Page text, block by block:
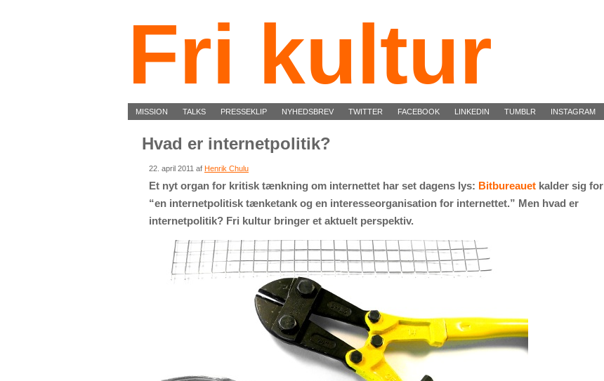
Fri kultur
MISSION TALKS PRESSEKLIP NYHEDSBREV TWITTER FACEBOOK LINKEDIN TUMBLR INSTAGRAM
Hvad er internetpolitik?
22. april 2011 af Henrik Chulu
Et nyt organ for kritisk tænkning om internettet har set dagens lys: Bitbureauet kalder sig for
“en internetpolitisk tænketank og en interesseorganisation for internettet.” Men hvad er
internetpolitik? Fri kultur bringer et aktuelt perspektiv.